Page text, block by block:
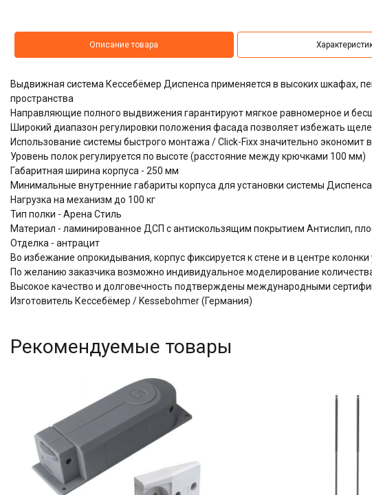
Описание товара
Выдвижная система Кессебёмер Диспенса применяется в высоких шкафах,
пространства
Направляющие полного выдвижения гарантируют мягкое равномерное и
Широкий диапазон регулировки положения фасада позволяет избежать
Использование системы быстрого монтажа / Click-Fixx значительно экономит
Уровень полок регулируется по высоте (расстояние между крючками 100 мм)
Габаритная ширина корпуса - 250 мм
Минимальные внутренние габариты корпуса для установки системы
Нагрузка на механизм до 100 кг
Тип полки - Арена Стиль
Материал - ламинированное ДСП с антискользящим покрытием Aнтислип,
Отделка - антрацит
Во избежание опрокидывания, корпус фиксируется к стене и в центре
По желанию заказчика возможно индивидуальное моделирование
Высокое качество и долговечность подтверждены международными
Изготовитель Кессебёмер / Kessebohmer (Германия)
Рекомендуемые товары